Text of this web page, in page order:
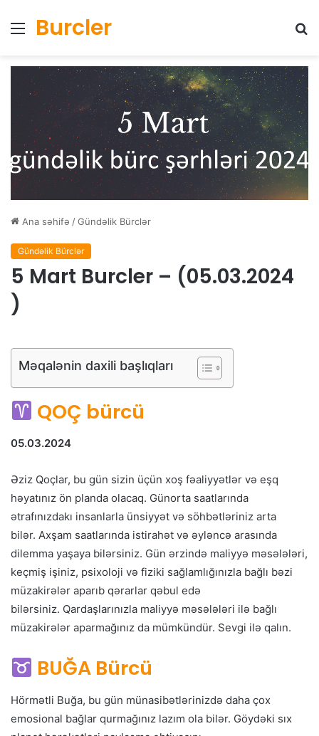
Menyu
Burcler
Ana səhifə /Gündəlik Bürclər
Gündəlik Bürclər
5 Mart Burcler – (05.03.2024
)
Məqalənin daxili başlıqları
QOÇ bürcü
05.03.2024
Əziz Qoçlar, bu gün sizin üçün xoş fəaliyyətlər və eşq
həyatınız ön planda olacaq. Günorta saatlarında
ətrafınızdakı insanlarla ünsiyyət və söhbətləriniz arta
bilər. Axşam saatlarında istirahət və əyləncə arasında
dilemma yaşaya bilərsiniz. Gün ərzində maliyyə məsələləri,
keçmiş işiniz, psixoloji və fiziki sağlamlığınızla bağlı bəzi
müzakirələr aparıb qərarlar qəbul edə
bilərsiniz. Qardaşlarınızla maliyyə məsələləri ilə bağlı
müzakirələr aparmağınız da mümkündür. Sevgi ilə qalın.
BUĞA Bürcü
Hörmətli Buğa, bu gün münasibətlərinizdə daha çox
emosional bağlar qurmağınız lazım ola bilər. Göydəki sıx